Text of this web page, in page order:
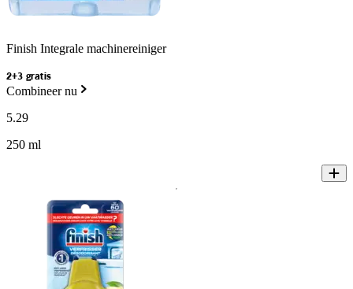
Finish Integrale machinereiniger
2+3 gratis
Combineer nu
5.29
250 ml